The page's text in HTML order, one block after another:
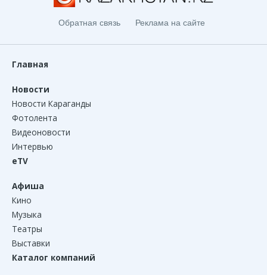
Обратная связь Реклама на сайте
Главная
Новости
Новости Караганды
Фотолента
Видеоновости
Интервью
eTV
Афиша
Кино
Музыка
Театры
Выставки
Каталог компаний